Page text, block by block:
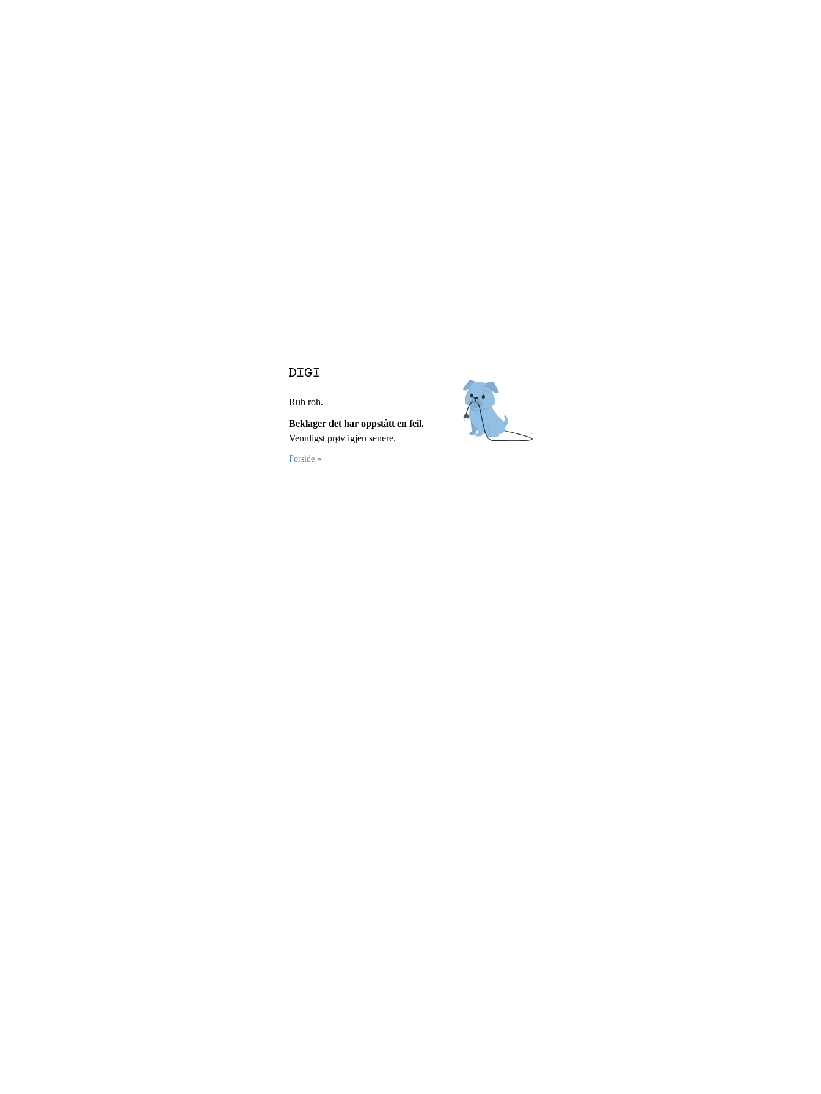
Ruh roh.
Beklager det har oppstått en feil.
Vennligst prøv igjen senere.
Forside »